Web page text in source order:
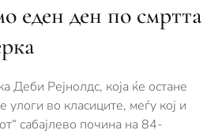
еден ден по смртта
Деби Рејнолдс, која ќе остане
улоги во класиците, меѓу кој и
сабајлево почина на 84-